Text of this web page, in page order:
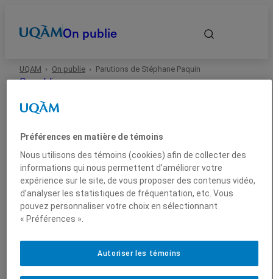
Accueil
Autrices et auteurs
Date
Domaines
Types
On publie
UQAM On publie Parutions de Stéphane Paquin
On publie
Parutions de Stéphane
Paquin
Préférences en matière de témoins
Nous utilisons des témoins (cookies) afin de collecter des
informations qui nous permettent d’améliorer votre
expérience sur le site, de vous proposer des contenus vidéo,
d’analyser les statistiques de fréquentation, etc. Vous
pouvez personnaliser votre choix en sélectionnant
« Préférences ».
Autoriser les témoins